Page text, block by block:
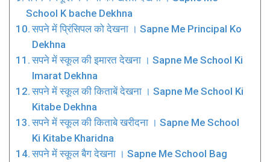
School K bache Dekhna
सपने में प्रिंसिपल को देखना । Sapne Me Principal Ko
Dekhna
सपने में स्कूल की इमारत देखना । Sapne Me School Ki
Imarat Dekhna
सपने में स्कूल की किताबें देखना । Sapne Me School Ki
Kitabe Dekhna
सपने में स्कूल की किताबे खरीदना । Sapne Me School
Ki Kitabe Kharidna
सपने में स्कूल बैग देखना । Sapne Me School Bag